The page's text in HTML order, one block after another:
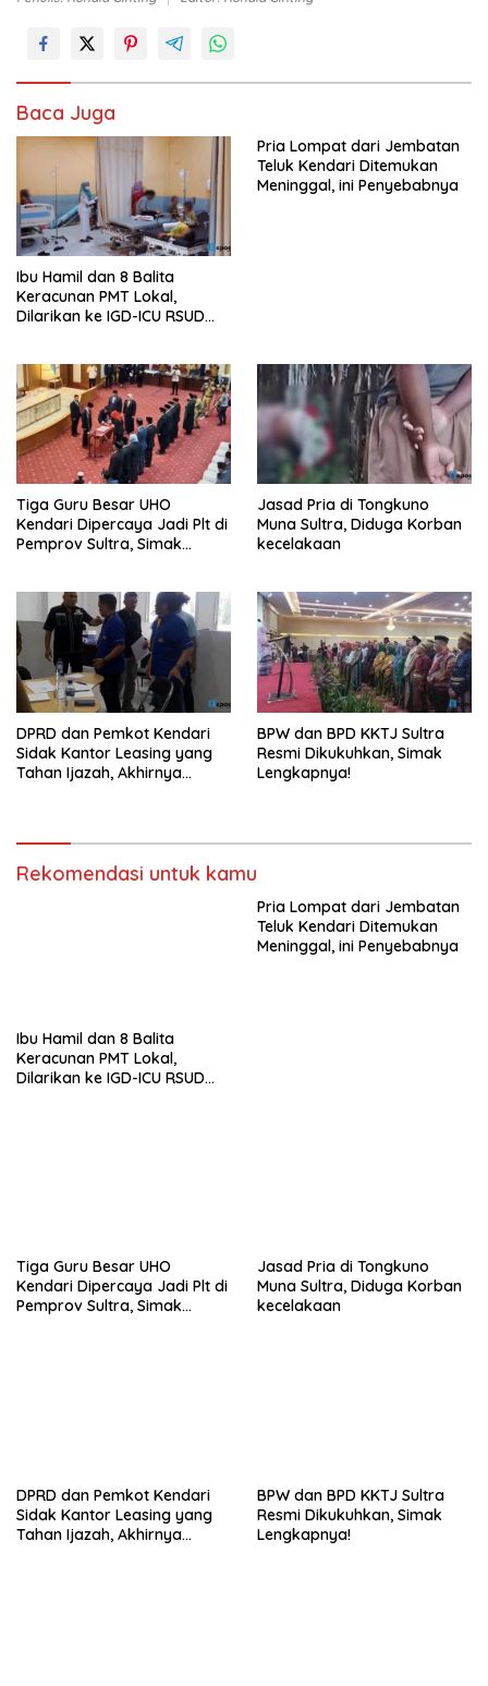
Baca Juga
Ibu Hamil dan 8 Balita
Keracunan PMT Lokal,
Dilarikan ke IGD-ICU RSUD
Pria Lompat dari Jembatan
Teluk Kendari Ditemukan
Meninggal, ini Penyebabnya
Tiga Guru Besar UHO
Kendari Dipercaya Jadi Plt di
Pemprov Sultra, Simak
Jasad Pria di Tongkuno
Muna Sultra, Diduga Korban
kecelakaan
DPRD dan Pemkot Kendari
Sidak Kantor Leasing yang
Tahan Ijazah, Akhirnya
BPW dan BPD KKTJ Sultra
Resmi Dikukuhkan, Simak
Lengkapnya!
Rekomendasi untuk kamu
Ibu Hamil dan 8 Balita
Keracunan PMT Lokal,
Dilarikan ke IGD-ICU RSUD
Pria Lompat dari Jembatan
Teluk Kendari Ditemukan
Meninggal, ini Penyebabnya
Tiga Guru Besar UHO
Kendari Dipercaya Jadi Plt di
Pemprov Sultra, Simak
Jasad Pria di Tongkuno
Muna Sultra, Diduga Korban
kecelakaan
DPRD dan Pemkot Kendari
Sidak Kantor Leasing yang
Tahan Ijazah, Akhirnya
BPW dan BPD KKTJ Sultra
Resmi Dikukuhkan, Simak
Lengkapnya!